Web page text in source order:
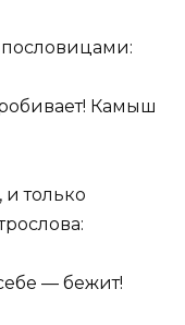
пословицами:
Камыш
и только
— бежит!